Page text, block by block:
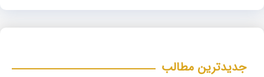
جدیدترین مطالب